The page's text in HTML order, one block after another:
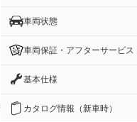
車両状態
車両保証・アフターサービス
基本仕様
カタログ情報（新車時）